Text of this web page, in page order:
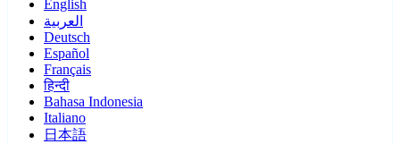
English
العربية
Deutsch
Español
Français
हिन्दी
Bahasa Indonesia
Italiano
日本語